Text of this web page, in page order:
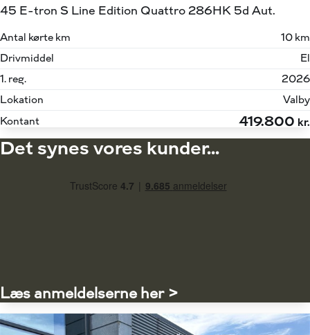
45 E-tron S Line Edition Quattro 286HK 5d Aut.
Antal kørte km
10 km
Drivmiddel
El
1. reg.
2026
Lokation
Valby
Kontant
419.800 kr.
Det synes vores kunder...
Læs anmeldelserne her >